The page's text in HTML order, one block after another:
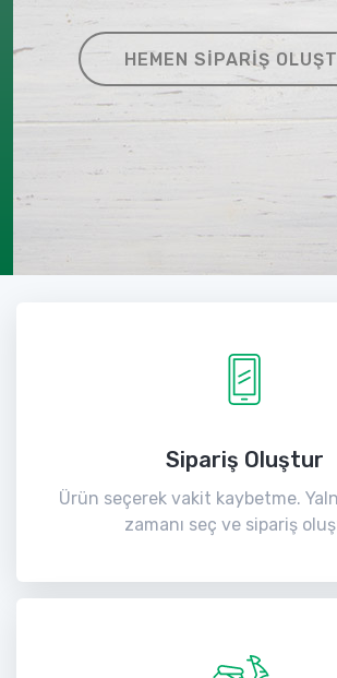
HEMEN SIPARIŞ
Sipariş Oluştur
Ürün seçerek vakit kaybetme.
zamanı seç ve sipariş